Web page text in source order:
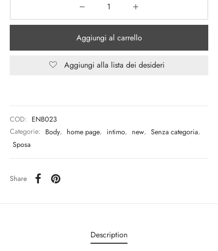
Aggiungi al carrello
Aggiungi alla lista dei desideri
COD: ENB023
Categorie: Body, home page, intimo, new, Senza categoria,
Sposa
Share
Description